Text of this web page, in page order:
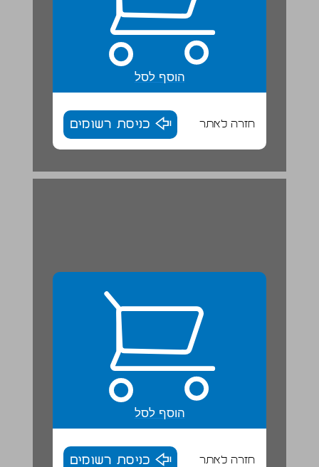
הוסף לסל
חזרה לאתר כניסת רשומים
פרק ב: קרינת השמש והאטמוספרה ... 20
הוסף לסל
חזרה לאתר כניסת רשומים